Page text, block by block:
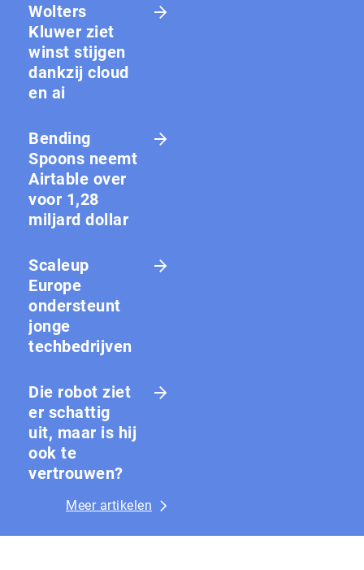
Wolters
Kluwer ziet
winst stijgen
dankzij cloud
en ai
Bending
Spoons neemt
Airtable over
voor 1,28
miljard dollar
Scaleup
Europe
ondersteunt
jonge
techbedrijven
Die robot ziet
er schattig
uit, maar is hij
ook te
vertrouwen?
Meer artikelen